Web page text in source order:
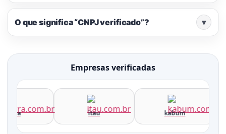
O que significa “CNPJ verificado”? ▾
Empresas verificadas
terra itau kabum